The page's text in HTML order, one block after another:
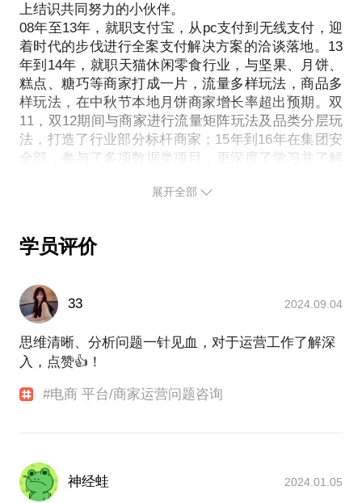
上结识共同努力的小伙伴。
08年至13年，就职支付宝，从pc支付到无线支付，迎
着时代的步伐进行全案支付解决方案的洽谈落地。13
年到14年，就职天猫休闲零食行业，与坚果、月饼、
糕点、糖巧等商家打成一片，流量多样玩法，商品多
样玩法，在中秋节本地月饼商家增长率超出预期。双
11，双12期间与商家进行流量矩阵玩法及品类分层玩
法，打造了行业部分标杆商家；15年到16年在集团安
全部，参与了多项数据类项目，更深度了学习并了解
高效提升。17年至18年，转回到电商上游市场，就2b
站统一的平台数据指标，推动并建立“流量前端-后端
商主战场，协同行业&品牌&媒体等多方资源，共同就
商业化流量进行分人群、分策略、分能力的商业化流
量多元化闭关，以共赢角度迭代创新，得到不错的流
量转化及反响。20-22同城零售，打造小时达半日达的
同城供给，实现本地化商品物流项目方案落地。22-24
运，与政府共同完成物流技能人才评定和培养体系建
展开全部
学员评价
33 2024.09.04
思维清晰、分析问题一针见血，对于运营工作了解深
入，点赞👍！
#电商 平台/商家运营问题咨询
神经蛙 2024.01.05